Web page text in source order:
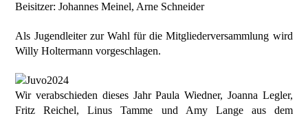
Beisitzer: Johannes Meinel, Arne Schneider
Als Jugendleiter zur Wahl für die Mitgliederversammlung wird
Willy Holtermann vorgeschlagen.
Wir verabschieden dieses Jahr Paula Wiedner, Joanna Legler,
Fritz Reichel, Linus Tamme und Amy Lange aus dem